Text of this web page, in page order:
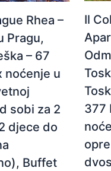
Rhea –
Pragu,
– 67
noćenje u
sobi za 2
djece do
Buffet
Il
377